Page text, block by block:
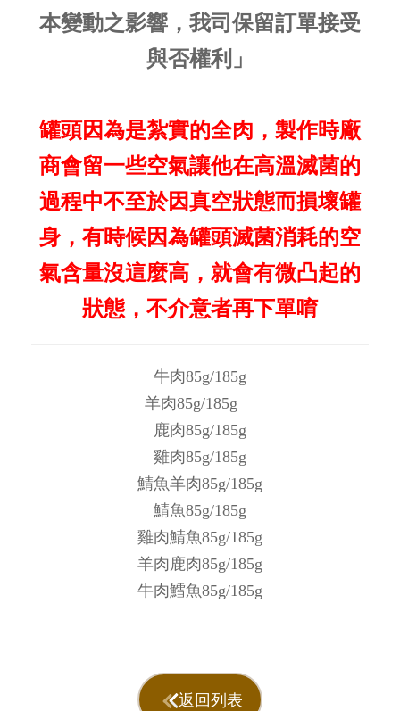
本變動之影響，我司保留訂單接受
與否權利」
罐頭因為是紮實的全肉，製作時廠
商會留一些空氣讓他在高溫滅菌的
過程中不至於因真空狀態而損壞罐
身，有時候因為罐頭滅菌消耗的空
氣含量沒這麼高，就會有微凸起的
狀態，不介意者再下單唷
牛肉85g/185g
羊肉85g/185g
鹿肉85g/185g
雞肉85g/185g
鯖魚羊肉85g/185g
鯖魚85g/185g
雞肉鯖魚85g/185g
羊肉鹿肉85g/185g
牛肉鱈魚85g/185g
返回列表